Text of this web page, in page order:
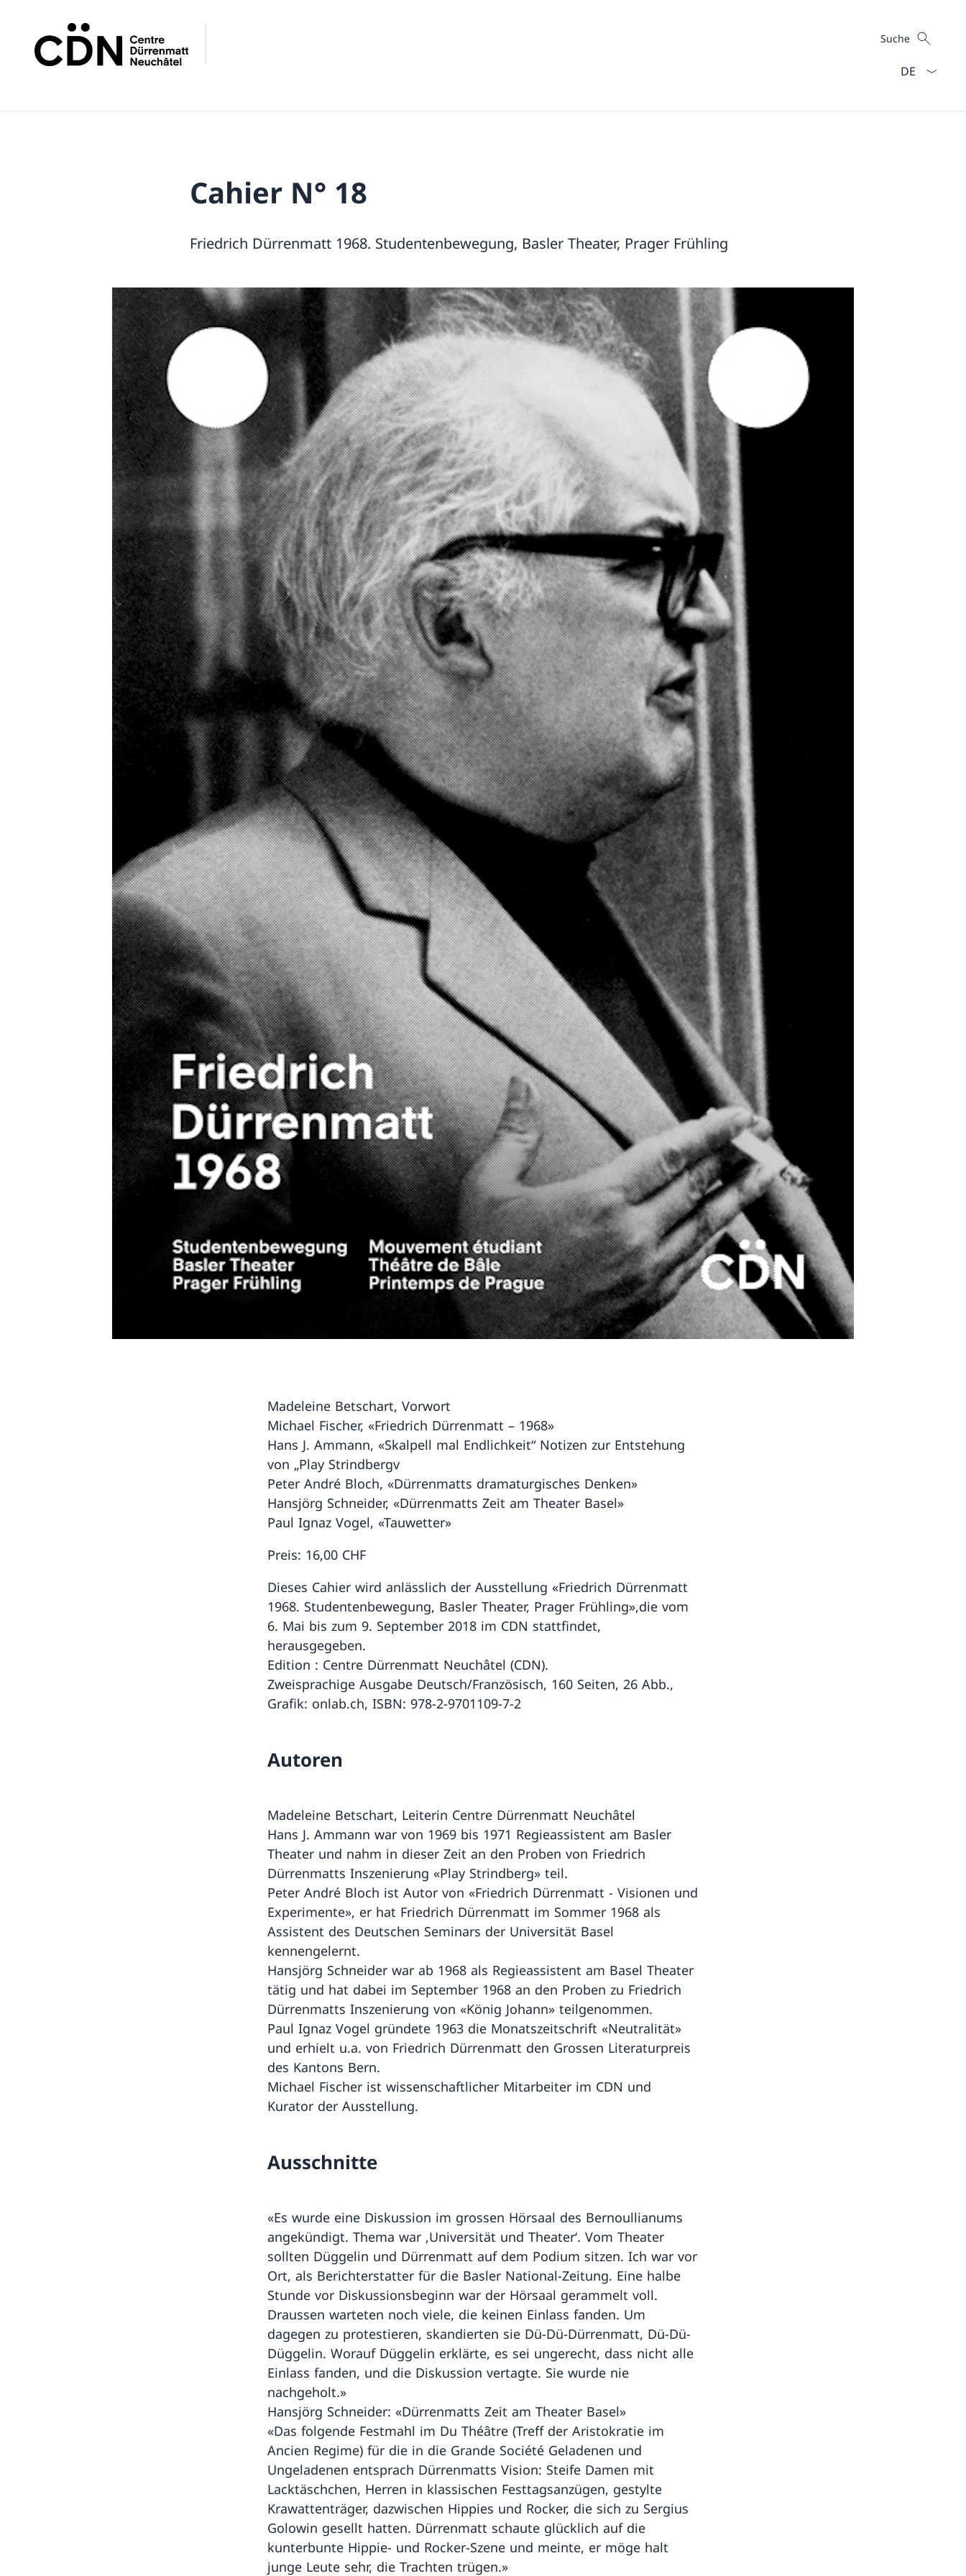
Suche
Suche
Cahier N° 18
Friedrich Dürrenmatt 1968. Studentenbewegung, Basler Theater, Prager Frühling
Madeleine Betschart, Vorwort
Michael Fischer, «Friedrich Dürrenmatt – 1968»
Hans J. Ammann, «Skalpell mal Endlichkeit“ Notizen zur Entstehung
von „Play Strindbergv
Peter André Bloch, «Dürrenmatts dramaturgisches Denken»
Hansjörg Schneider, «Dürrenmatts Zeit am Theater Basel»
Paul Ignaz Vogel, «Tauwetter»
Preis: 16,00 CHF
Dieses Cahier wird anlässlich der Ausstellung «Friedrich Dürrenmatt
1968. Studentenbewegung, Basler Theater, Prager Frühling»,die vom
6. Mai bis zum 9. September 2018 im CDN stattfindet,
herausgegeben.
Edition : Centre Dürrenmatt Neuchâtel (CDN).
Zweisprachige Ausgabe Deutsch/Französisch, 160 Seiten, 26 Abb.,
Grafik: onlab.ch, ISBN: 978-2-9701109-7-2
Autoren
Madeleine Betschart, Leiterin Centre Dürrenmatt Neuchâtel
Hans J. Ammann war von 1969 bis 1971 Regieassistent am Basler
Theater und nahm in dieser Zeit an den Proben von Friedrich
Dürrenmatts Inszenierung «Play Strindberg» teil.
Peter André Bloch ist Autor von «Friedrich Dürrenmatt - Visionen und
Experimente», er hat Friedrich Dürrenmatt im Sommer 1968 als
Assistent des Deutschen Seminars der Universität Basel
kennengelernt.
Hansjörg Schneider war ab 1968 als Regieassistent am Basel Theater
tätig und hat dabei im September 1968 an den Proben zu Friedrich
Dürrenmatts Inszenierung von «König Johann» teilgenommen.
Paul Ignaz Vogel gründete 1963 die Monatszeitschrift «Neutralität»
und erhielt u.a. von Friedrich Dürrenmatt den Grossen Literaturpreis
des Kantons Bern.
Michael Fischer ist wissenschaftlicher Mitarbeiter im CDN und
Kurator der Ausstellung.
Ausschnitte
«Es wurde eine Diskussion im grossen Hörsaal des Bernoullianums
angekündigt. Thema war ‚Universität und Theater‘. Vom Theater
sollten Düggelin und Dürrenmatt auf dem Podium sitzen. Ich war vor
Ort, als Berichterstatter für die Basler National-Zeitung. Eine halbe
Stunde vor Diskussionsbeginn war der Hörsaal gerammelt voll.
Draussen warteten noch viele, die keinen Einlass fanden. Um
dagegen zu protestieren, skandierten sie Dü-Dü-Dürrenmatt, Dü-Dü-
Düggelin. Worauf Düggelin erklärte, es sei ungerecht, dass nicht alle
Einlass fanden, und die Diskussion vertagte. Sie wurde nie
nachgeholt.»
Hansjörg Schneider: «Dürrenmatts Zeit am Theater Basel»
«Das folgende Festmahl im Du Théâtre (Treff der Aristokratie im
Ancien Regime) für die in die Grande Société Geladenen und
Ungeladenen entsprach Dürrenmatts Vision: Steife Damen mit
Lacktäschchen, Herren in klassischen Festtagsanzügen, gestylte
Krawattenträger, dazwischen Hippies und Rocker, die sich zu Sergius
Golowin gesellt hatten. Dürrenmatt schaute glücklich auf die
kunterbunte Hippie- und Rocker-Szene und meinte, er möge halt
junge Leute sehr, die Trachten trügen.»